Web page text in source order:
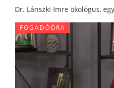
Dr. Lánszki Imre ökológus,
FOGADÓÓRA